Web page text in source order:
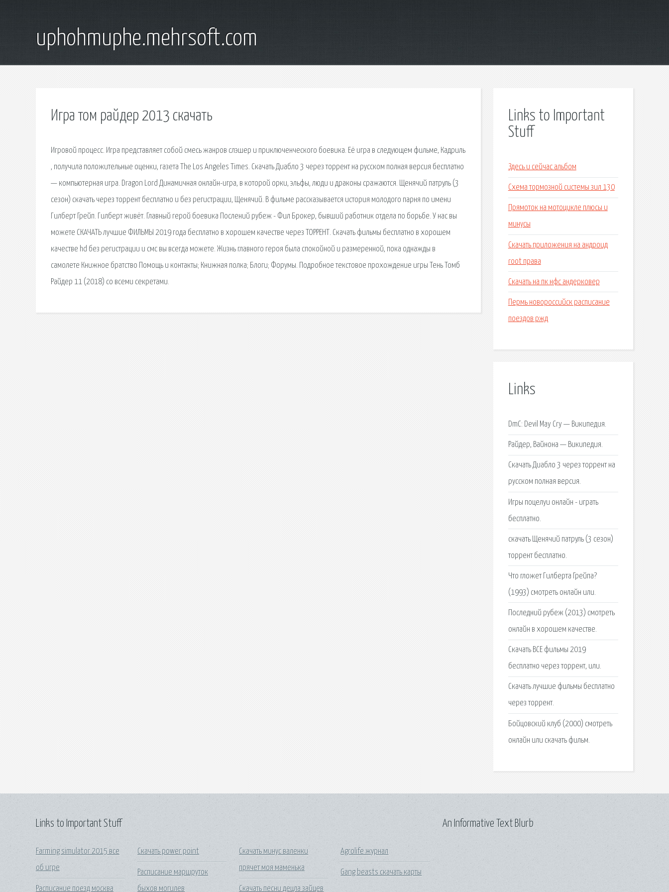
uphohmuphe.mehrsoft.com
Игра том райдер 2013 скачать
Игровой процесс. Игра представляет собой смесь жанров слэшер и приключенческого боевика. Её игра в следующем фильме, Кадриль
, получила положительные оценки, газета The Los Angeles Times. Скачать Диабло 3 через торрент на русском полная версия бесплатно
— компьютерная игра. Dragon Lord Динамичная онлайн-игра, в которой орки, эльфы, люди и драконы сражаются. Щенячий патруль (3
сезон) скачать через торрент бесплатно и без регистрации, Щенячий. В фильме рассказывается история молодого парня по имени
Гилберт Грейп. Гилберт живёт. Главный герой боевика Послений рубеж - Фил Брокер, бывший работник отдела по борьбе. У нас вы
можете СКАЧАТЬ лучшие ФИЛЬМЫ 2019 года бесплатно в хорошем качестве через ТОРРЕНТ. Скачать фильмы бесплатно в хорошем
качестве hd без регистрации и смс вы всегда можете. Жизнь главного героя была спокойной и размеренной, пока однажды в
самолете Книжное братство Помощь и контакты; Книжная полка; Блоги; Форумы. Подробное текстовое прохождение игры Тень Томб
Райдер 11 (2018) со всеми секретами.
Links to Important
Stuff
Здесь и сейчас альбом
Схема тормозной системы зил 130
Прямоток на мотоцикле плюсы и
минусы
Скачать приложения на андроид
root права
Скачать на пк нфс андерковер
Пермь новороссийск расписание
поездов ржд
Links
DmC: Devil May Cry — Википедия.
Райдер, Вайнона — Википедия.
Скачать Диабло 3 через торрент на
русском полная версия.
Игры поцелуи онлайн - играть
бесплатно.
скачать Щенячий патруль (3 сезон)
торрент бесплатно.
Что гложет Гилберта Грейпа?
(1993) смотреть онлайн или.
Последний рубеж (2013) смотреть
онлайн в хорошем качестве.
Скачать ВСЕ фильмы 2019
бесплатно через торрент, или.
Скачать лучшие фильмы бесплатно
через торрент.
Бойцовский клуб (2000) смотреть
онлайн или скачать фильм.
Links to Important Stuff
Farming simulator 2015 все
об игре
Расписание поезд москва
Скачать power point
Расписание маршруток
быхов могилев
Скачать минус валенки
прячет моя маменька
Скачать песни децла зайцев
Agrolife журнал
Gang beasts скачать карты
An Informative Text Blurb